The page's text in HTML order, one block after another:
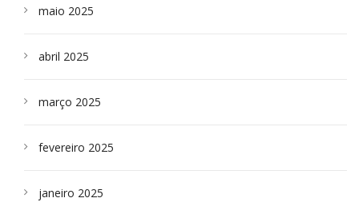
maio 2025
abril 2025
março 2025
fevereiro 2025
janeiro 2025